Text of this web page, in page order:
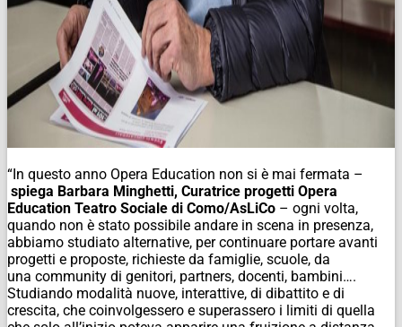
“In questo anno Opera Education non si è mai fermata –
spiega Barbara Minghetti, Curatrice progetti Opera
Education Teatro Sociale di Como/AsLiCo – ogni volta,
quando non è stato possibile andare in scena in presenza,
abbiamo studiato alternative, per continuare portare avanti
progetti e proposte, richieste da famiglie, scuole, da
una community di genitori, partners, docenti, bambini….
Studiando modalità nuove, interattive, di dibattito e di
crescita, che coinvolgessero e superassero i limiti di quella